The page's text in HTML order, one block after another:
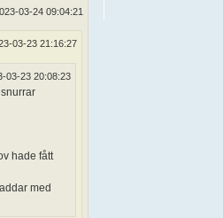
03-24 09:04:21
03-23 21:16:27
03-23 20:08:23
hade fått
med